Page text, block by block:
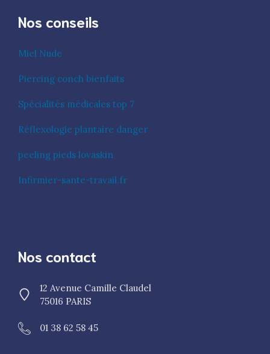
Nos conseils
Miel Nude
Piercing conch bienfaits
Spécialités médicales top 7
Réflexologie plantaire danger
peeling pieds lovaskin
Infirmier-sante-travail.fr
Nos contact
12 Avenue Camille Claudel
75016 PARIS
01 38 62 58 45